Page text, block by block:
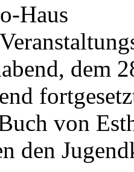
Haus
dem
von
den